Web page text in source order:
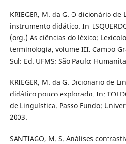
KRIEGER, M. da G. O dicionário
instrumento didático. In:
(org.) As ciências do léxico:
terminologia, volume III. Campo
Sul: Ed. UFMS; São Paulo:
KRIEGER, M. da G. Dicionário de
didático pouco explorado. In:
de Linguística. Passo Fundo:
2003.
SANTIAGO, M. S. Análises